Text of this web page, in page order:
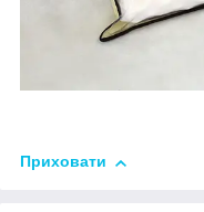
Приховати